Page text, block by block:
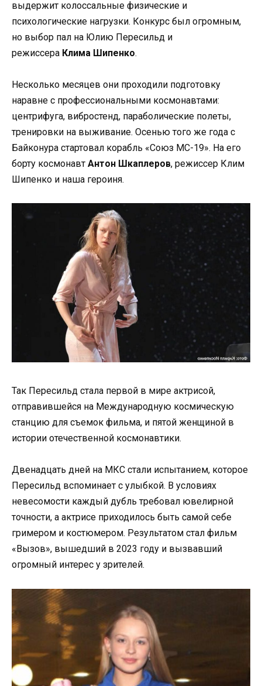
выдержит колоссальные физические и
психологические нагрузки. Конкурс был огромным,
но выбор пал на Юлию Пересильд и
режиссера Клима Шипенко.
Несколько месяцев они проходили подготовку
наравне с профессиональными космонавтами:
центрифуга, вибростенд, параболические полеты,
тренировки на выживание. Осенью того же года с
Байконура стартовал корабль «Союз МС-19». На его
борту космонавт Антон Шкаплеров, режиссер Клим
Шипенко и наша героиня.
Так Пересильд стала первой в мире актрисой,
отправившейся на Международную космическую
станцию для съемок фильма, и пятой женщиной в
истории отечественной космонавтики.
Двенадцать дней на МКС стали испытанием, которое
Пересильд вспоминает с улыбкой. В условиях
невесомости каждый дубль требовал ювелирной
точности, а актрисе приходилось быть самой себе
гримером и костюмером. Результатом стал фильм
«Вызов», вышедший в 2023 году и вызвавший
огромный интерес у зрителей.